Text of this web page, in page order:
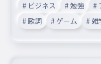
# ビジネス # 勉強 #
# 歌詞
# ゲーム # 雑